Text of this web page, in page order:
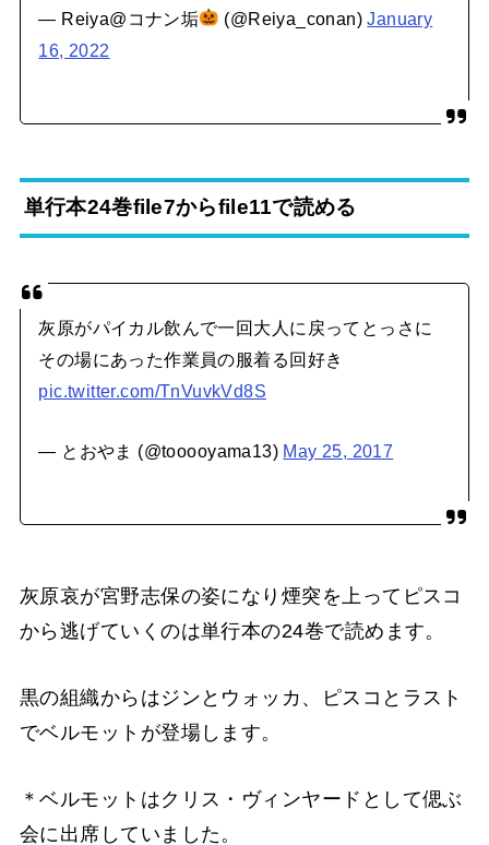
— Reiya@コナン垢 (@Reiya_conan)January
16, 2022
単行本24巻file7からfile11で読める
灰原がパイカル飲んで一回大人に戻ってとっさに
その場にあった作業員の服着る回好き
pic.twitter.com/TnVuvkVd8S
— とおやま (@tooooyama13) May 25, 2017
灰原哀が宮野志保の姿になり煙突を上ってピスコ
から逃げていくのは単行本の24巻で読めます。
黒の組織からはジンとウォッカ、ピスコとラスト
でベルモットが登場します。
＊ベルモットはクリス・ヴィンヤードとして偲ぶ
会に出席していました。